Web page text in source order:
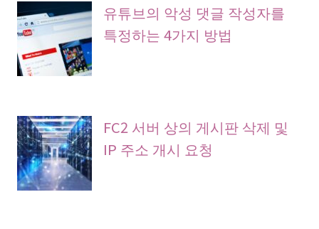
유튜브의 악성 댓글 작성자를
특정하는 4가지 방법
FC2 서버 상의 게시판 삭제 및
IP 주소 개시 요청